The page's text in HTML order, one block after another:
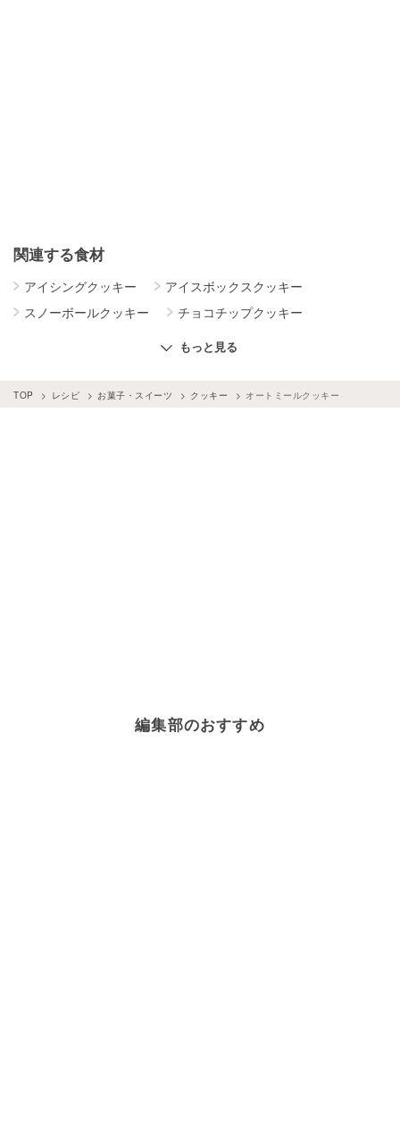
関連する食材
アイシングクッキー
アイスボックスクッキー
スノーボールクッキー
チョコチップクッキー
型抜きクッキーもっと見る
TOP レシピ お菓子・スイーツ クッキー オートミールクッキー
編集部のおすすめ